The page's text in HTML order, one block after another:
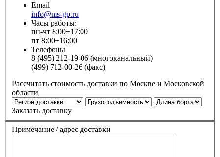
Email
info@ms-gp.ru
Часы работы:
пн-чт 8:00−17:00
пт 8:00−16:00
Телефоны
8 (495) 212-19-06 (многоканальный)
(499) 712-00-26 (факс)
Рассчитать стоимость доставки по Москве и Московской
области
Заказать доставку
Примечание / адрес доставки